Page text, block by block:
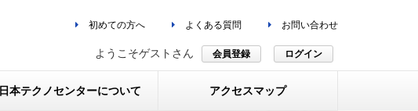
初めての方へ よくある質問 お問い合わせ
ようこそゲストさん 会員登録 ログイン
日本テクノセンターについて アクセスマップ